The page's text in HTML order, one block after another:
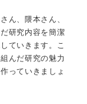
ん、隈本さん、
研究内容を簡潔
ていきます。こ
んだ研究の魅力
っていきましょ